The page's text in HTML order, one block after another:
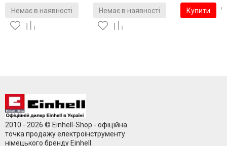
Немає в наявності Немає в наявності Купити
2010 - 2026 © Einhell-Shop - офіційна
точка продажу електроінструменту
німецького бренду Einhell.